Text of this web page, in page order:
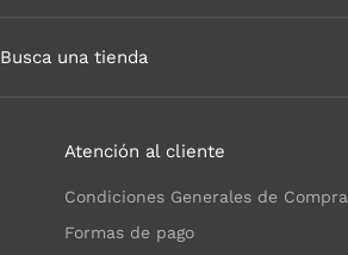
Busca una tienda
Atención al cliente
Condiciones Generales de Compra
Formas de pago